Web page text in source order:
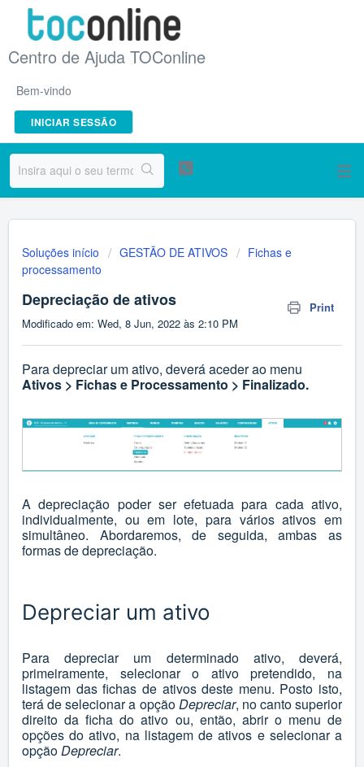
Centro de Ajuda TOConline
Bem-vindo
INICIAR SESSÃO
Soluções início GESTÃO DE ATIVOS
Fichas e
processamento
Depreciação de ativos
Print
Modificado em: Wed, 8 Jun, 2022 às 2:10 PM
Para depreciar um ativo, deverá aceder ao menu
Ativos > Fichas e Processamento > Finalizado.
A depreciação poder ser efetuada para cada ativo,
individualmente, ou em lote, para vários ativos em
simultâneo. Abordaremos, de seguida, ambas as
formas de depreciação.
Depreciar um ativo
Para depreciar um determinado ativo, deverá,
primeiramente, selecionar o ativo pretendido, na
listagem das fichas de ativos deste menu. Posto isto,
terá de selecionar a opçãoDepreciar, no canto superior
direito da ficha do ativo ou, então, abrir o menu de
opções do ativo, na listagem de ativos e selecionar a
opçãoDepreciar.